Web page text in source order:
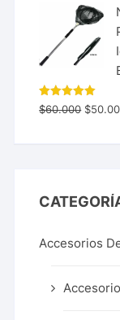
Valorado
con5.00
$60.000 $
Accesorios